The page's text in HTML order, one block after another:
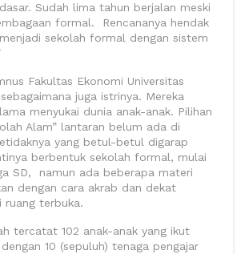
Sudah lima tahun berjalan meski
formal. Rencananya hendak
sekolah formal dengan sistem
Fakultas Ekonomi Universitas
juga istrinya. Mereka
menyukai dunia anak-anak. Pilihan
Alam” lantaran belum ada di
yang betul-betul digarap
berbentuk sekolah formal, mulai
SD, namun ada beberapa materi
dengan cara akrab dan dekat
ruang terbuka.
tercatat 102 anak-anak yang ikut
10 (sepuluh) tenaga pengajar